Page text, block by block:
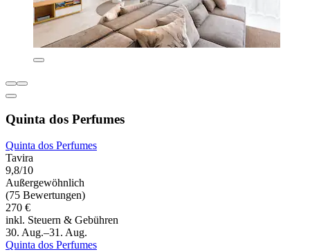
Quinta dos Perfumes
Quinta dos Perfumes
Tavira
9,8/10
Außergewöhnlich
(75 Bewertungen)
270 €
inkl. Steuern & Gebühren
30. Aug.–31. Aug.
Quinta dos Perfumes